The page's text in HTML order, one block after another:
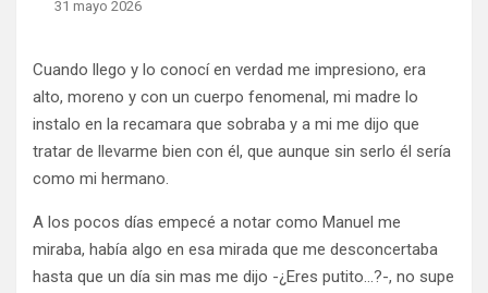
31 mayo 2026
Cuando llego y lo conocí en verdad me impresiono, era
alto, moreno y con un cuerpo fenomenal, mi madre lo
instalo en la recamara que sobraba y a mi me dijo que
tratar de llevarme bien con él, que aunque sin serlo él sería
como mi hermano.
A los pocos días empecé a notar como Manuel me
miraba, había algo en esa mirada que me desconcertaba
hasta que un día sin mas me dijo -¿Eres putito…?-, no supe